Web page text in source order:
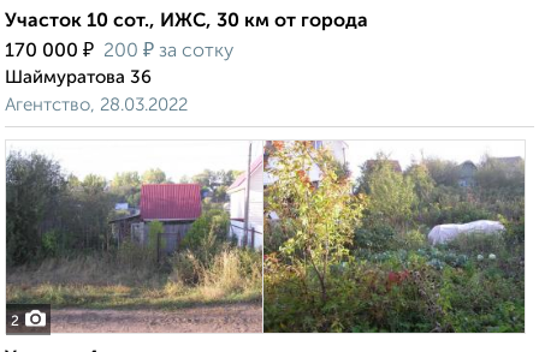
Участок 10 сот., ИЖС, 30 км от города
170 000 ₽ 200 ₽ за сотку
Шаймуратова 36
Агентство, 28.03.2022
2